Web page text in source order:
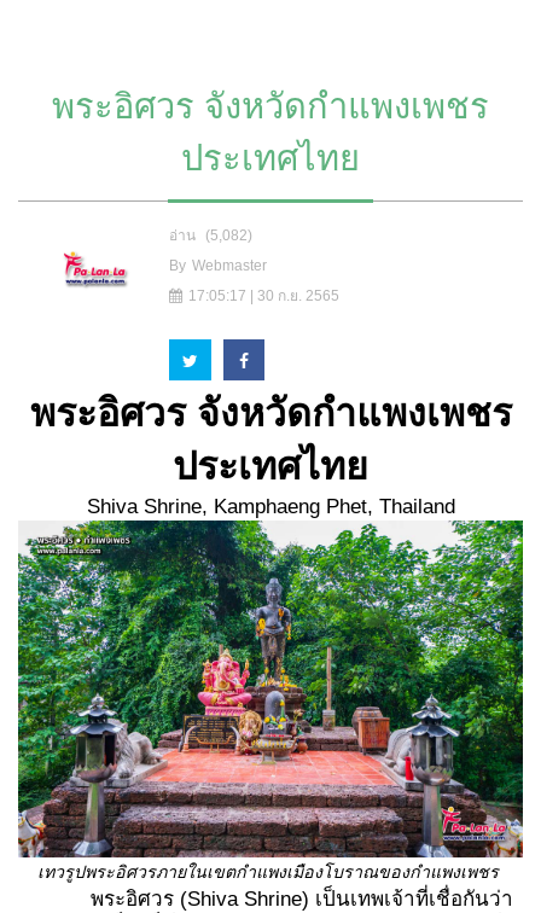
พระอิศวร จังหวัดกำแพงเพชร
ประเทศไทย
อ่าน
(5,082)
By Webmaster
17:05:17 | 30 ก.ย. 2565
พระอิศวร จังหวัดกำแพงเพชร
ประเทศไทย
Shiva Shrine, Kamphaeng Phet, Thailand
เทวรูปพระอิศวรภายในเขตกำแพงเมืองโบราณของกำแพงเพชร
พระอิศวร (Shiva Shrine) เป็นเทพเจ้าที่เชื่อกันว่า